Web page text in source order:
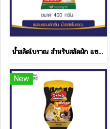
น้ำสลัดโบราณ สำหรับสลัดผัก แซนด์วิช โบราณ เฟรช & กรีน ขนาด 400 กรัม
New